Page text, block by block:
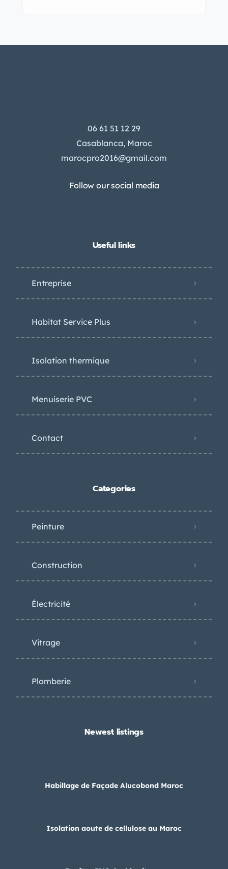
06 61 51 12 29
Casablanca, Maroc
marocpro2016@gmail.com
Follow our social media
Useful links
Entreprise
Habitat Service Plus
Isolation thermique
Menuiserie PVC
Contact
Categories
Peinture
Construction
Électricité
Vitrage
Plomberie
Newest listings​
Habillage de Façade Alucobond Maroc
Isolation aoute de cellulose au Maroc